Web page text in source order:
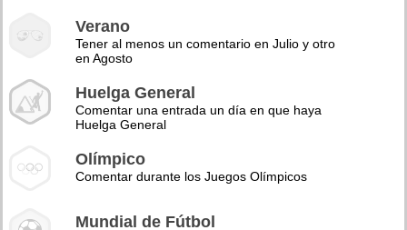
Verano
Tener al menos un comentario en Julio y otro
en Agosto
Huelga General
Comentar una entrada un día en que haya
Huelga General
Olímpico
Comentar durante los Juegos Olímpicos
Mundial de Fútbol